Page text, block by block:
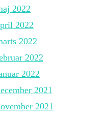
2022
2022
2022
2022
2022
2021
2021